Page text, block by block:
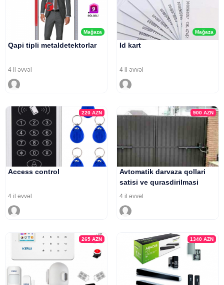
Mağaza
Qapi tipli metaldetektorlar
4 il əvvəl
Mağaza
Id kart
4 il əvvəl
220AZN
Access control
4 il əvvəl
900 AZN
Avtomatik darvaza qollari
satisi ve qurasdirilmasi
4 il əvvəl
265AZN 1340 AZN